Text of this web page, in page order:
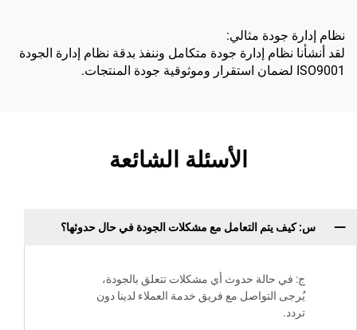
نظام إدارة جودة مثالي:
لقد أنشأنا نظام إدارة جودة متكامل وننفذ بدقة نظام إدارة الجودة
ISO9001 لضمان استقرار وموثوقية جودة المنتجات.
الأسئلة الشائعة
س: كيف يتم التعامل مع مشكلات الجودة في حال حدوثها؟
ج: في حالة حدوث أي مشكلات تتعلق بالجودة،
يُرجى التواصل مع فريق خدمة العملاء لدينا دون
تردد.